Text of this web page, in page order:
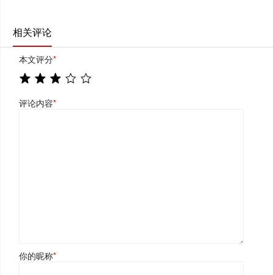
相关评论
本文评分*
评论内容*
你的昵称*